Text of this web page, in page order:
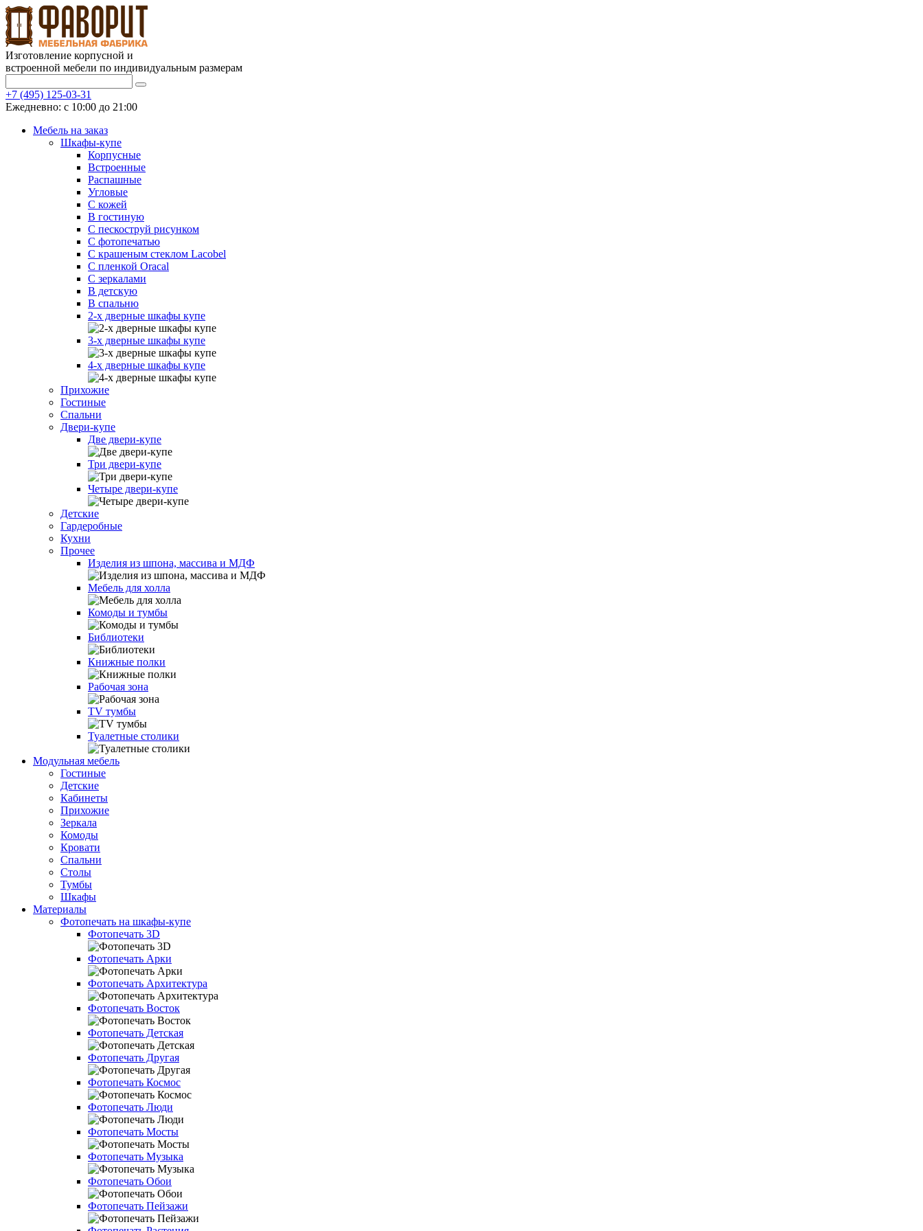
Изготовление корпусной и
встроенной мебели по индивидуальным размерам
+7 (495) 125-03-31
Ежедневно: с 10:00 до 21:00
Мебель на заказ
Шкафы-купе
Корпусные
Встроенные
Распашные
Угловые
С кожей
В гостиную
С пескоструй рисунком
С фотопечатью
С крашеным стеклом Lacobel
С пленкой Oracal
С зеркалами
В детскую
В спальню
2-х дверные шкафы купе
3-х дверные шкафы купе
4-х дверные шкафы купе
Прихожие
Гостиные
Спальни
Двери-купе
Две двери-купе
Три двери-купе
Четыре двери-купе
Детские
Гардеробные
Кухни
Прочее
Изделия из шпона, массива и МДФ
Мебель для холла
Комоды и тумбы
Библиотеки
Книжные полки
Рабочая зона
TV тумбы
Туалетные столики
Модульная мебель
Гостиные
Детские
Кабинеты
Прихожие
Зеркала
Комоды
Кровати
Спальни
Столы
Тумбы
Шкафы
Материалы
Фотопечать на шкафы-купе
Фотопечать 3D
Фотопечать Арки
Фотопечать Архитектура
Фотопечать Восток
Фотопечать Детская
Фотопечать Другая
Фотопечать Космос
Фотопечать Люди
Фотопечать Мосты
Фотопечать Музыка
Фотопечать Обои
Фотопечать Пейзажи